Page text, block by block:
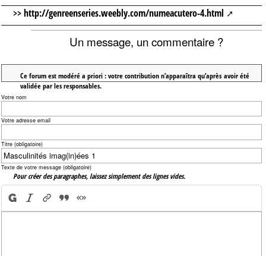
>> http://genreenseries.weebly.com/numeacutero-4.html
Un message, un commentaire ?
Ce forum est modéré a priori : votre contribution n’apparaîtra qu’après avoir été
validée par les responsables.
Votre nom
Votre adresse email
Titre (obligatoire)
Texte de votre message (obligatoire)
Pour créer des paragraphes, laissez simplement des lignes vides.